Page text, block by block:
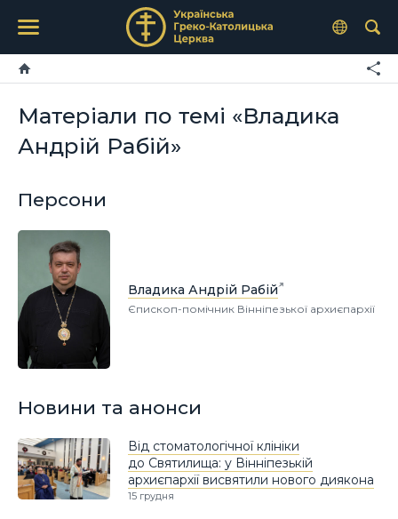
Матеріали по темі «Владика
Андрій Рабій»
Персони
Владика Андрій Рабій
Єпископ-помічник Вінніпезької архиєпархії
Новини та анонси
Від стоматологічної клініки
до Святилища: у Вінніпезькій
архиєпархії висвятили нового диякона
15 грудня